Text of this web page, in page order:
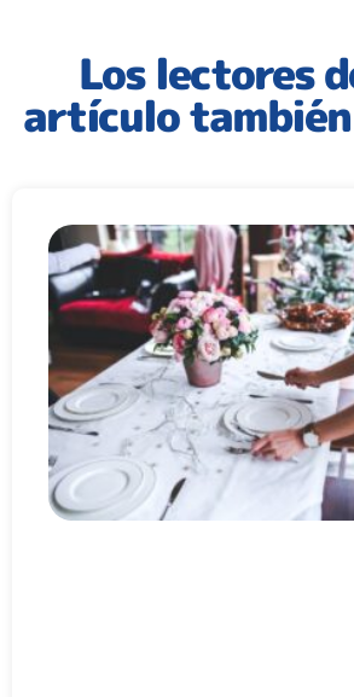
Los lectores
artículo